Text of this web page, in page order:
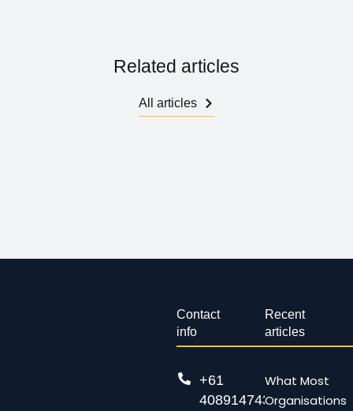
Related articles
All articles
Contact
info
+61
408914743
Recent
articles
What Most
Organisations